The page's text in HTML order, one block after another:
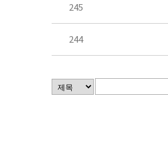
245
244